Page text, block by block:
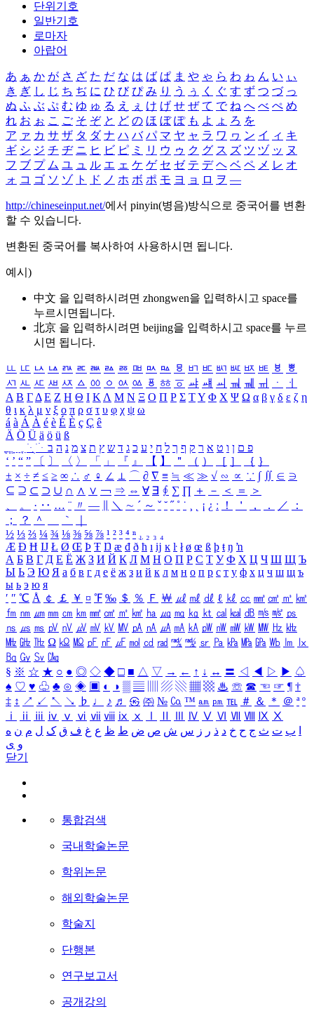
단위기호
일반기호
로마자
아랍어
あ ぁ か が さ ざ た だ な は ば ぱ ま や ゃ ら わ ゎ ん い ぃ
き ぎ し じ ち ぢ に ひ び ぴ み り う ぅ く ぐ す ず つ づ っ
ぬ ふ ぶ ぷ む ゆ ゅ る え ぇ け げ せ ぜ て で ね へ べ ぺ め
れ お ぉ こ ご そ ぞ と ど の ほ ぼ ぽ も よ ょ ろ を
ア ァ カ サ ザ タ ダ ナ ハ バ パ マ ヤ ャ ラ ワ ヮ ン イ ィ キ
ギ シ ジ チ ヂ ニ ヒ ビ ピ ミ リ ウ ゥ ク グ ス ズ ツ ヅ ッ ヌ
フ ブ プ ム ユ ュ ル エ ェ ケ ゲ セ ゼ テ デ ヘ ベ ペ メ レ オ
ォ コ ゴ ソ ゾ ト ド ノ ホ ボ ポ モ ヨ ョ ロ ヲ ―
http://chineseinput.net/에서 pinyin(병음)방식으로 중국어를 변환
할 수 있습니다.
변환된 중국어를 복사하여 사용하시면 됩니다.
예시)
中文 을 입력하시려면 zhongwen을 입력하시고 space를
누르시면됩니다.
北京 을 입력하시려면 beijing을 입력하시고 space를 누르
시면 됩니다.
ㅥ ㅦ ㅧ ㅨ ㅩ ㅪ ㅫ ㅬ ㅭ ㅮ ㅯ ㅰ ㅱ ㅲ ㅳ ㅴ ㅵ ㅶ ㅷ ㅸ
ㅹ
ㅺ ㅻ ㅼ ㅽ ㅾ ㅿ ㆀ ㆁ ㆂ ㆃ ㆄ ㆅ ㆆ ㆇ ㆈ ㆉ ㆊ ㆋ ㆌ ㆍ
ㆎ
Α Β ΓΔ Ε Ζ Η Θ Ι ΚΛ Μ Ν Ξ Ο Π Ρ Σ ΤΥ Φ Χ Ψ Ω α β γ δ ε ζ η
θ ι κ λ μ ν ξ ο π ρ σ τ υ φ χ ψ ω
á à Á À é è É È ç Ç ê
Ä Ö Ü ä ö ü ß
ִֶֹ ֻּ ׁׂ פ ם ן ו ט א ר ק ף ך ל ח י ע כ ג ד ש ץ ת צ מ נ ה ב
‘ ’ “ ” 〔 〕 〈 〉 「 」 『 』 【 】 ＂ （ ） ［ ］ ｛ ｝
± × ÷ ≠ ≤ ≥ ∞ ∴ ♂ ♀ ∠ ⊥ ⌒ ∂ ∇ ≡ ≒ ≪ ≫ √ ∽ ∝ ∵ ∫ ∬ ∈ ∋
⊆ ⊇ ⊂ ⊃ ∪ ∩ ∧ ∨ ￢ ⇒ ⇔ ∀ ∃ ∮ ∑ ∏ ＋ － ＜ ＝
＞
、
。 · ‥ … ¨ 〃 ― ＼ ∼ ´ ～ ˇ ˘ ˝ ˚ ˙ ¸ ¡ ¿ ː ！ ＇ ， ． ／
：
；
？ ＾ ｀
½ ⅓ ⅔ ¼ ¾ ⅛ ⅜ ⅝ ⅞ ¹ ² ³ ⁴ ⁿ ₁ ₂ ₃ ₄
Æ Ð Ħ Ĳ Ł Ø Œ Þ Ŧ Ŋ æ đ ð ħ ı ĳ ĸ ŀ ł ø œ ß þ ŧ ŋ ŉ
А Б В Г Д Е Ё Ж З И Й К Л М Н О П Р С Т У Ф Х Ц Ч Ш Щ Ъ
Ы Ь Э Ю Я а б в г д е ё ж з и й к л м н о п р с т у ф х ц ч ш щ ъ
ы ь э ю я
′ ″ ℃ Å ￠ ￡ ￥ ¤ ℉ ‰ ＄ ％ Ｆ ￦ ㎕ ㎖ ㎗ ℓ ㎘ ㏄ ㎣ ㎤ ㎥ ㎦
㎙ ㎚ ㎛ ㎜ ㎝ ㎞ ㎟ ㎠ ㎡ ㎢ ㏊ ㎍ ㎎ ㎏ ㏏ ㎈ ㎉ ㏈ ㎧ ㎨ ㎰
㎱ ㎲ ㎳ ㎴ ㎵ ㎶ ㎷ ㎸ ㎹ ㎀ ㎁ ㎂ ㎃ ㎄ ㎺ ㎻ ㎽ ㎾ ㎿ ㎐ ㎑
㎒ ㎓ ㎔ Ω ㏀ ㏁ ㎊ ㎋ ㎌ ㏖ ㏅ ㎭ ㎮ ㎯ ㏛ ㎩ ㎪ ㎫ ㎬ ㏝ ㏐
㏓
㏃ ㏉ ㏜ ㏆
§ ※ ☆ ★ ○ ● ◎ ◇ ◆ □ ■ △ ▽ → ← ↑ ↓ ↔ 〓 ◁ ◀ ▷ ▶ ♤
♠ ♡ ♥ ♧ ♣ ⊙ ◈ ▣ ◐ ◑ ▒ ▤ ▨ ▧ ▦ ▩ ♨ ☏ ☎ ☜ ☞ ¶ †
‡ ↕ ↗ ↙ ↖ ↘ ♭ ♩ ♪ ♬ ㉿ ㈜ № ㏇ ™ ㏂ ㏘ ℡ ＃ ＆ ＊ ＠ ª º
ⅰ
ⅱ ⅲ ⅳ ⅴ ⅵ ⅶ ⅷ ⅸ ⅹ Ⅳ Ⅴ Ⅵ Ⅶ Ⅷ Ⅸ Ⅹ
ب ت ث ج ح خ د ذ ر ز س ش ص ض ط ظ ع غ ف ق ک ل م ن ه
و ی
닫기
통합검색
국내학술논문
학위논문
해외학술논문
학술지
단행본
연구보고서
공개강의